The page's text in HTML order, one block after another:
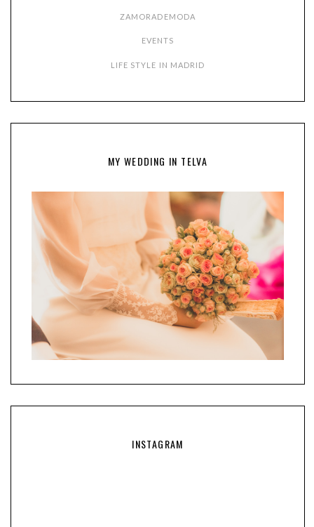
ZAMORADEMODA
EVENTS
LIFE STYLE IN MADRID
MY WEDDING IN TELVA
INSTAGRAM